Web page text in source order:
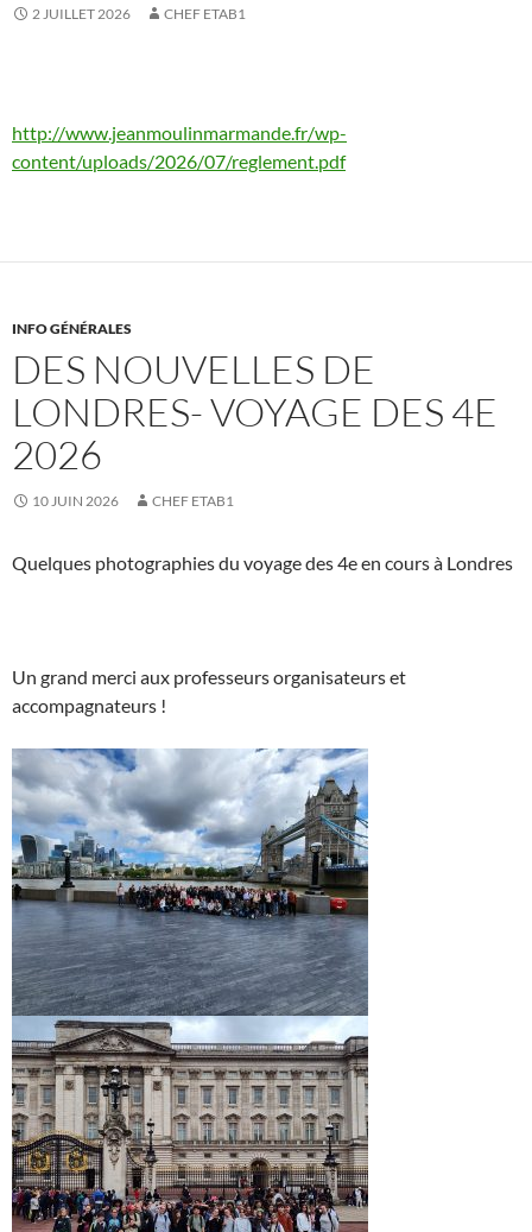
2 JUILLET 2026 CHEF ETAB1
http://www.jeanmoulinmarmande.fr/wp-
content/uploads/2026/07/reglement.pdf
INFO GÉNÉRALES
DES NOUVELLES DE
LONDRES- VOYAGE DES 4E
2026
10 JUIN 2026 CHEF ETAB1
Quelques photographies du voyage des 4e en cours à Londres
Un grand merci aux professeurs organisateurs et
accompagnateurs !